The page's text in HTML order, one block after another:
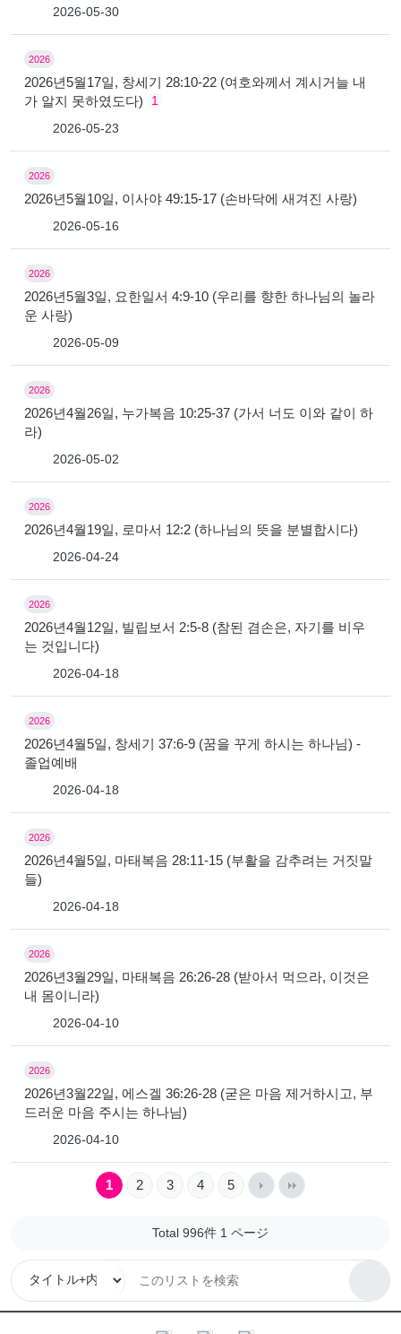
2026-05-30
2026
2026년5월17일, 창세기 28:10-22 (여호와께서 계시거늘 내
가 알지 못하였도다)
1
2026-05-23
2026
2026년5월10일, 이사야 49:15-17 (손바닥에 새겨진 사랑)
2026-05-16
2026
2026년5월3일, 요한일서 4:9-10 (우리를 향한 하나님의 놀라
운 사랑)
2026-05-09
2026
2026년4월26일, 누가복음 10:25-37 (가서 너도 이와 같이 하
라)
2026-05-02
2026
2026년4월19일, 로마서 12:2 (하나님의 뜻을 분별합시다)
2026-04-24
2026
2026년4월12일, 빌립보서 2:5-8 (참된 겸손은, 자기를 비우
는 것입니다)
2026-04-18
2026
2026년4월5일, 창세기 37:6-9 (꿈을 꾸게 하시는 하나님) -
졸업예배
2026-04-18
2026
2026년4월5일, 마태복음 28:11-15 (부활을 감추려는 거짓말
들)
2026-04-18
2026
2026년3월29일, 마태복음 26:26-28 (받아서 먹으라, 이것은
내 몸이니라)
2026-04-10
2026
2026년3월22일, 에스겔 36:26-28 (굳은 마음 제거하시고, 부
드러운 마음 주시는 하나님)
2026-04-10
1 2 3 4 5
Total 996件1 ページ